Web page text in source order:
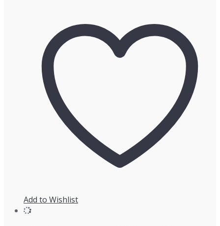
¥30,000
で
し
た。
格
は
¥24,000
Add to Wishlist